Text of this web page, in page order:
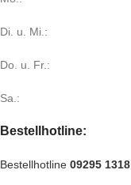
Di. u. Mi.:
Do. u. Fr.:
Sa.:
Bestellhotline:
Bestellhotline 09295 1318